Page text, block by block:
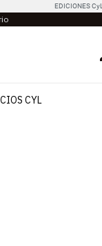
EDICIONES CyL
CYL